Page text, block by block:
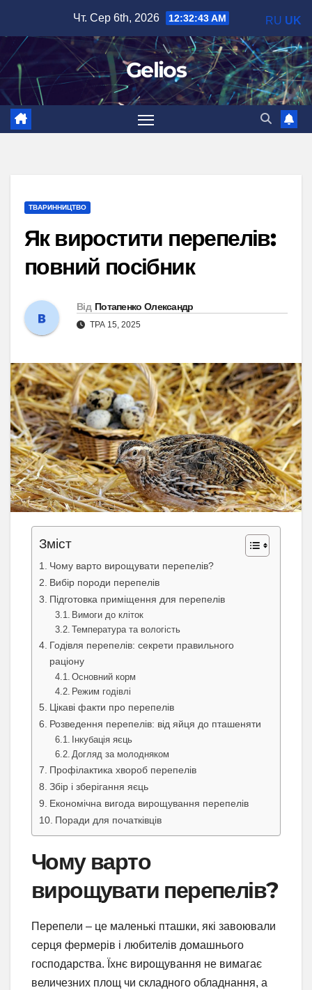
вмісту
Чт. Сер 6th, 2026 12:32:44 AM
Gelios
ТВАРИННИЦТВО
Як виростити перепелів:
повний посібник
Від Потапенко Олександр
ТРА 15, 2025
Зміст
Чому варто вирощувати перепелів?
Вибір породи перепелів
Підготовка приміщення для перепелів
Вимоги до кліток
Температура та вологість
Годівля перепелів: секрети правильного
раціону
Основний корм
Режим годівлі
Цікаві факти про перепелів
Розведення перепелів: від яйця до пташеняти
Інкубація яєць
Догляд за молодняком
Профілактика хвороб перепелів
Збір і зберігання яєць
Економічна вигода вирощування перепелів
Поради для початківців
Чому варто
вирощувати перепелів?
Перепели – це маленькі пташки, які завоювали
серця фермерів і любителів домашнього
господарства. Їхнє вирощування не вимагає
величезних площ чи складного обладнання, а
RU UK